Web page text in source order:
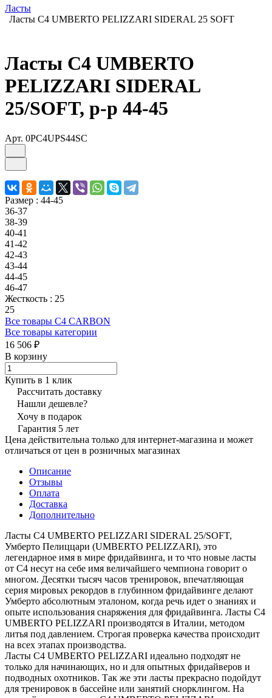
Ласты
Ласты C4 UMBERTO PELIZZARI SIDERAL 25 SOFT
Ласты C4 UMBERTO
PELIZZARI SIDERAL
25/SOFT, р-р 44-45
Арт. 0PC4UPS44SC
Размер : 44-45
36-37
38-39
40-41
41-42
42-43
43-44
44-45
46-47
Жесткость : 25
25
Все товары C4 CARBON
Все товары категории
16 506 ₽
В корзину
Купить в 1 клик
Рассчитать доставку
Нашли дешевле?
Хочу в подарок
Гарантия 5 лет
Цена действительна только для интернет-магазина и может
отличаться от цен в розничных магазинах
Описание
Отзывы
Оплата
Доставка
Дополнительно
Ласты C4 UMBERTO PELIZZARI SIDERAL 25/SOFT,
Умберто Пелиццари (UMBERTO PELIZZARI), это
легендарное имя в мире фридайвинга, и то что новые ласты
от C4 несут на себе имя величайшего чемпиона говорит о
многом. Десятки тысяч часов тренировок, впечатляющая
серия мировых рекордов в глубинном фридайвинге делают
Умберто абсолютным эталоном, когда речь идет о знаниях и
опыте использования снаряжения для фридайвинга. Ласты C4
UMBERTO PELIZZARI производятся в Италии, методом
литья под давлением. Строгая проверка качества происходит
на всех этапах производства.
Ласты C4 UMBERTO PELIZZARI идеально подходят не
только для начинающих, но и для опытных фридайверов и
подводных охотников. Так же эти ласты прекрасно подойдут
для тренировок в бассейне или занятий снорклингом. На